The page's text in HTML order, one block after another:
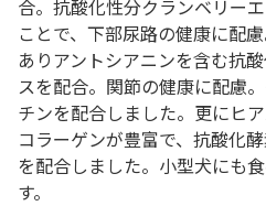
合。抗酸化性分クランベリー
ことで、下部尿路の健康に配
ありアントシアニンを含む抗
スを配合。関節の健康に配慮
チンを配合しました。更にヒ
コラーゲンが豊富で、抗酸化
を配合しました。小型犬にも
す。